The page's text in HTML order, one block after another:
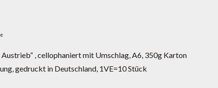
, cellophaniert mit Umschlag, A6, 350g Karton
gedruckt in Deutschland, 1VE=10 Stück